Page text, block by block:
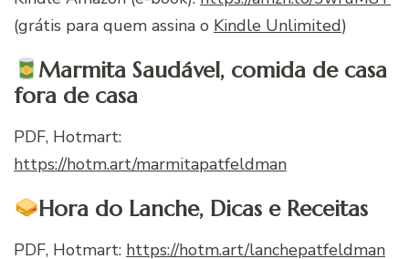
(grátis para quem assina o Kindle Unlimited)
Marmita Saudável, comida de casa
fora de casa
PDF, Hotmart:
https://hotm.art/marmitapatfeldman
Hora do Lanche, Dicas e Receitas
PDF, Hotmart: https://hotm.art/lanchepatfeldman